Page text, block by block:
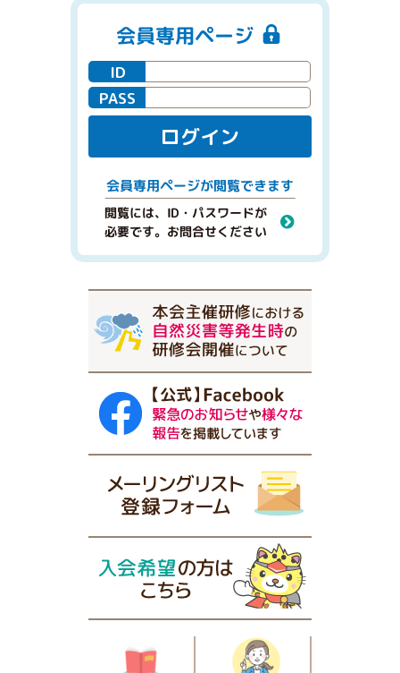
会員専用ページ
ID
PASS
ログイン
会員専用ページが閲覧できます
閲覧には、ID・パスワードが
必要です。お問合せください
メーリングリスト登録フォーム
発行物
ぱあとなあ兵庫